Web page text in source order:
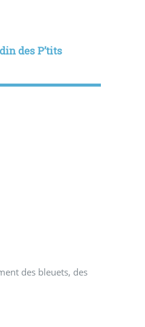
des P’tits
des bleuets, des